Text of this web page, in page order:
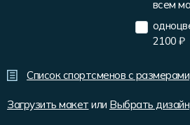
всем
2100 ₽
Список спортсменов с размерами
Загрузить макет или Выбрать дизайн
Система скидок и наценок
Пользовательское